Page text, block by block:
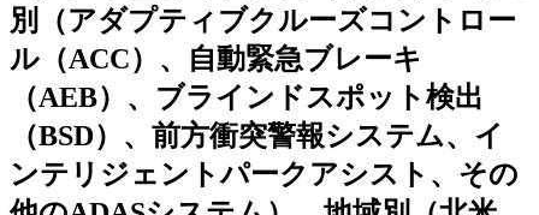
別（アダプティブクルーズコントロー
ル（ACC）、自動緊急ブレーキ
（AEB）、ブラインドスポット検出
（BSD）、前方衝突警報システム、イ
ンテリジェントパークアシスト、その